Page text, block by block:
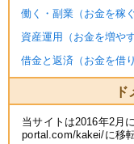
働く・副業（お金を稼ぐ
資産運用（お金を増やす
借金と返済（お金を借り
当サイトは2016年2月
portal.com/kakei/に移